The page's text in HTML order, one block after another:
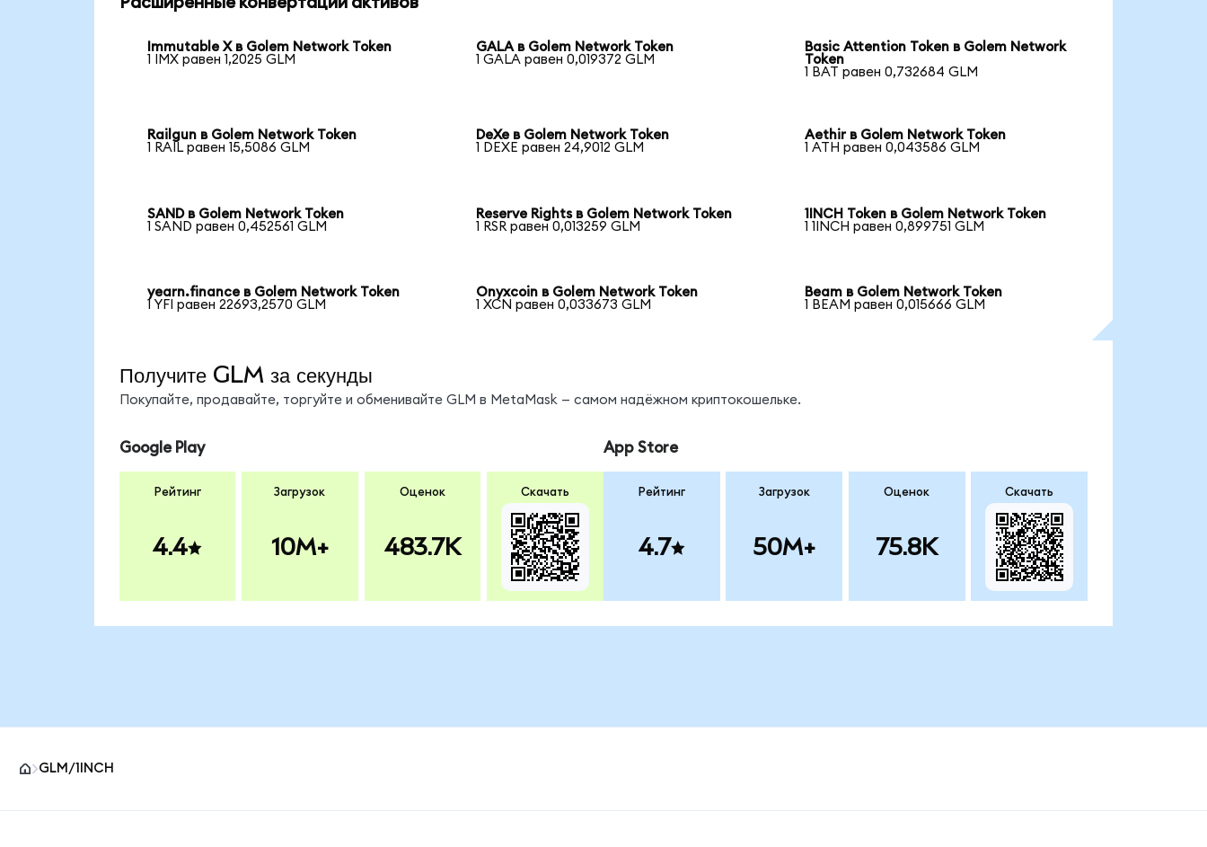
Immutable X в Golem Network Token
1 IMX равен 1,2025 GLM
GALA в Golem Network Token
1 GALA равен 0,019372 GLM
Basic Attention Token в Golem Network
Token
1 BAT равен 0,732684 GLM
Railgun в Golem Network Token
1 RAIL равен 15,5086 GLM
DeXe в Golem Network Token
1 DEXE равен 24,9012 GLM
Aethir в Golem Network Token
1 ATH равен 0,043586 GLM
SAND в Golem Network Token
1 SAND равен 0,452561 GLM
Reserve Rights в Golem Network Token
1 RSR равен 0,013259 GLM
1INCH Token в Golem Network Token
1 1INCH равен 0,899751 GLM
yearn.finance в Golem Network Token
1 YFI равен 22693,2570 GLM
Onyxcoin в Golem Network Token
1 XCN равен 0,033673 GLM
Beam в Golem Network Token
1 BEAM равен 0,015666 GLM
Получите GLM за секунды
Покупайте, продавайте, торгуйте и обменивайте GLM в MetaMask — самом надёжном криптокошельке.
Google Play
Рейтинг
4.4
Загрузок
10M+
Оценок
483.7K
Скачать
App Store
Рейтинг
4.7
Загрузок
50M+
Оценок
75.8K
Скачать
GLM/1INCH